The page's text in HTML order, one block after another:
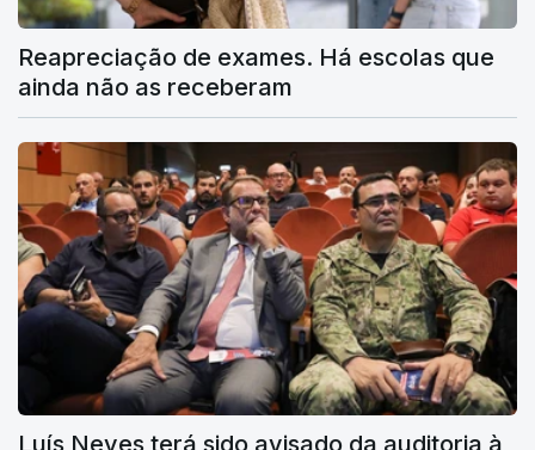
Reapreciação de exames. Há escolas que
ainda não as receberam
Luís Neves terá sido avisado da auditoria à